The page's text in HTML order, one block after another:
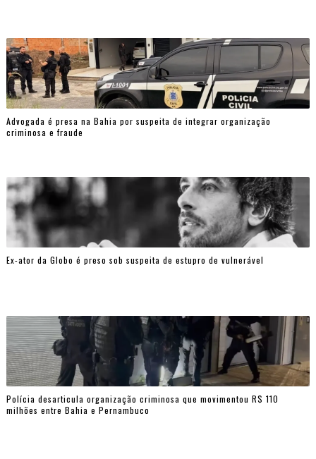
Advogada é presa na Bahia por suspeita de integrar organização
criminosa e fraude
Ex-ator da Globo é preso sob suspeita de estupro de vulnerável
Polícia desarticula organização criminosa que movimentou R$ 110
milhões entre Bahia e Pernambuco